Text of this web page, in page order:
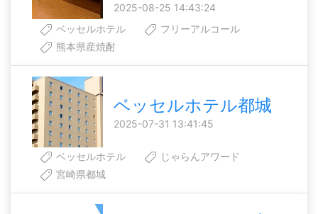
2025-08-25 14:43:24
ベッセルホテル
フリーアルコール
熊本県産焼酎
ベッセルホテル都城
2025-07-31 13:41:45
ベッセルホテル
じゃらんアワード
宮崎県都城